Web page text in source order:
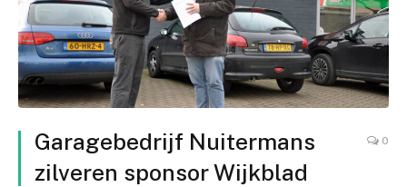
Garagebedrijf Nuitermans
zilveren sponsor Wijkblad
0